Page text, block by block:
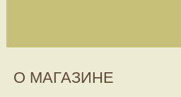
О МАГАЗИНЕ